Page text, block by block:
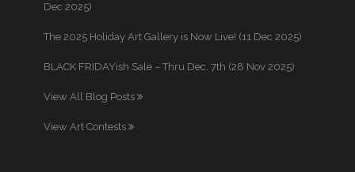
Dec 2025)
The 2025 Holiday Art Gallery is Now Live! (11 Dec 2025)
BLACK FRIDAYish Sale – Thru Dec. 7th (28 Nov 2025)
View All Blog Posts
View Art Contests